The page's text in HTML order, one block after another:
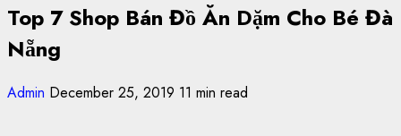
Top 7 Shop Bán Đồ Ăn Dặm Cho Bé Đà
Nẵng
Admin December 25, 2019 11 min read